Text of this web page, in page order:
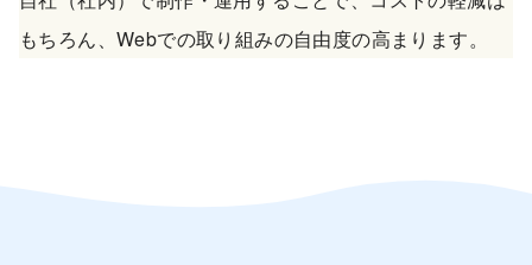
もちろん、Webでの取り組みの自由度の高まります。